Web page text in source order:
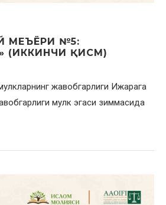
МЕЪЁРИ №5:
(ИККИНЧИ ҚИСМ)
жавобгарлиги Ижарага
мулк эгаси зиммасида